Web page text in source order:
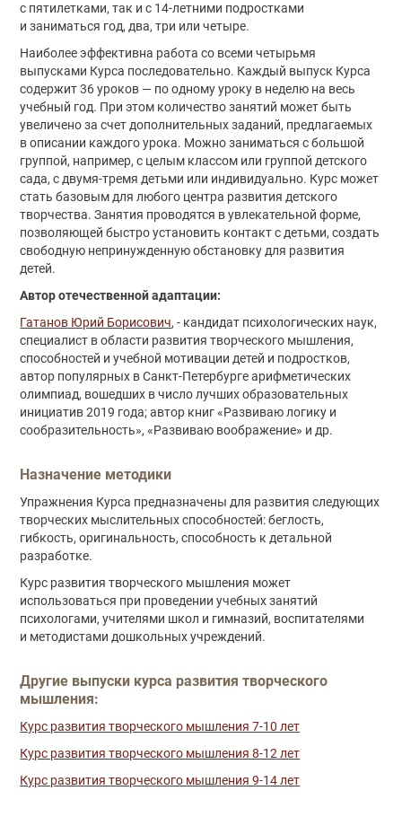
с пятилетками, так и с 14-летними подростками
и заниматься год, два, три или четыре.
Наиболее эффективна работа со всеми четырьмя
выпусками Курса последовательно. Каждый выпуск Курса
содержит 36 уроков — по одному уроку в неделю на весь
учебный год. При этом количество занятий может быть
увеличено за счет дополнительных заданий, предлагаемых
в описании каждого урока. Можно заниматься с большой
группой, например, с целым классом или группой детского
сада, с двумя-тремя детьми или индивидуально. Курс может
стать базовым для любого центра развития детского
творчества. Занятия проводятся в увлекательной форме,
позволяющей быстро установить контакт с детьми, создать
свободную непринужденную обстановку для развития
детей.
Автор отечественной адаптации:
Гатанов Юрий Борисович, - кандидат психологических наук,
специалист в области развития творческого мышления,
способностей и учебной мотивации детей и подростков,
автор популярных в Санкт-Петербурге арифметических
олимпиад, вошедших в число лучших образовательных
инициатив 2019 года; автор книг «Развиваю логику и
сообразительность», «Развиваю воображение» и др.
Назначение методики
Упражнения Курса предназначены для развития следующих
творческих мыслительных способностей: беглость,
гибкость, оригинальность, способность к детальной
разработке.
Курс развития творческого мышления может
использоваться при проведении учебных занятий
психологами, учителями школ и гимназий, воспитателями
и методистами дошкольных учреждений.
Другие выпуски курса развития творческого
мышления:
Курс развития творческого мышления 7-10 лет
Курс развития творческого мышления 8-12 лет
Курс развития творческого мышления 9-14 лет